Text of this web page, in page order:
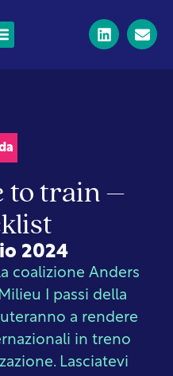
to train –
2024
coalizione Anders
I passi della
a rendere
in treno
Lasciatevi